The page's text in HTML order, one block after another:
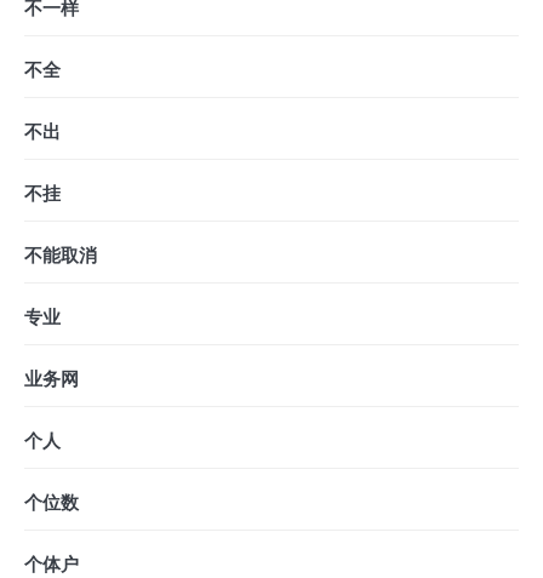
不一样
不全
不出
不挂
不能取消
专业
业务网
个人
个位数
个体户